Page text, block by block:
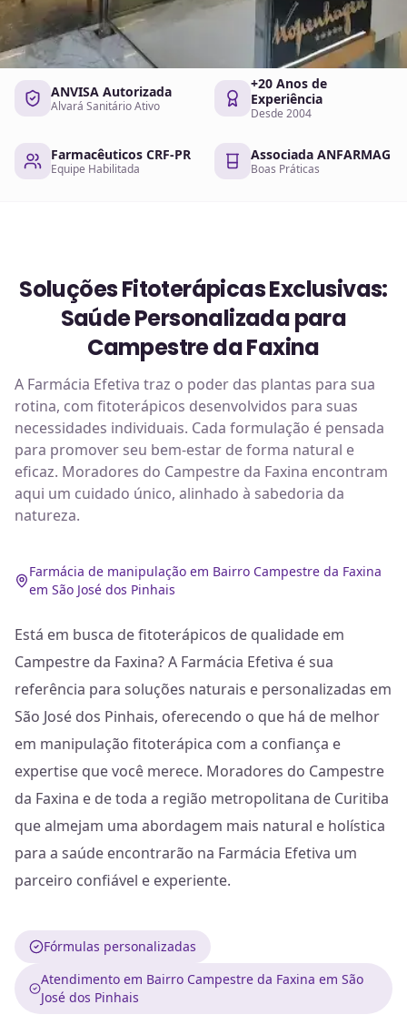
ANVISA Autorizada
Alvará Sanitário Ativo
+20 Anos de
Experiência
Desde 2004
Farmacêuticos CRF-PR
Equipe Habilitada
Associada ANFARMAG
Boas Práticas
Soluções Fitoterápicas Exclusivas:
Saúde Personalizada para
Campestre da Faxina
A Farmácia Efetiva traz o poder das plantas para sua
rotina, com fitoterápicos desenvolvidos para suas
necessidades individuais. Cada formulação é pensada
para promover seu bem-estar de forma natural e
eficaz. Moradores do Campestre da Faxina encontram
aqui um cuidado único, alinhado à sabedoria da
natureza.
Farmácia de manipulação em Bairro Campestre da Faxina
em São José dos Pinhais
Está em busca de fitoterápicos de qualidade em
Campestre da Faxina? A Farmácia Efetiva é sua
referência para soluções naturais e personalizadas em
São José dos Pinhais, oferecendo o que há de melhor
em manipulação fitoterápica com a confiança e
expertise que você merece. Moradores do Campestre
da Faxina e de toda a região metropolitana de Curitiba
que almejam uma abordagem mais natural e holística
para a saúde encontrarão na Farmácia Efetiva um
parceiro confiável e experiente.
Fórmulas personalizadas
Atendimento em Bairro Campestre da Faxina em São
José dos Pinhais